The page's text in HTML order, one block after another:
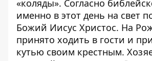
«коляды». Согласно
именно в этот день на свет
Божий Иисус Христос. На
принято ходить в гости и
кутью своим крестным.